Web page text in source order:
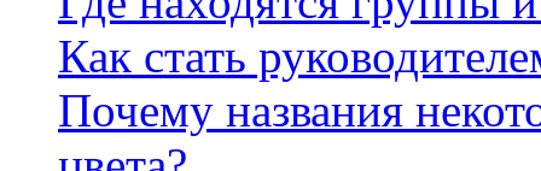
Как стать
Почему названия